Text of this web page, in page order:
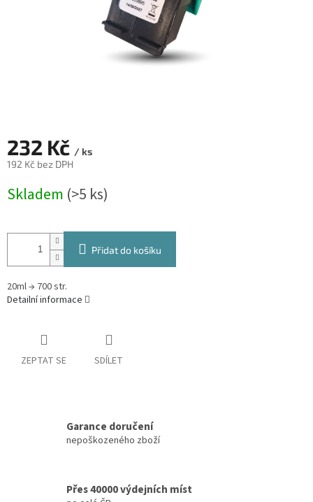
232 Kč / ks
192 Kč bez DPH
cena:
Skladem (>5 ks)
Přidat do košíku
20ml → 700 str.
Detailní informace
ZEPTAT SE SDÍLET
Garance doručení
nepoškozeného zboží
Přes 40000 výdejních míst